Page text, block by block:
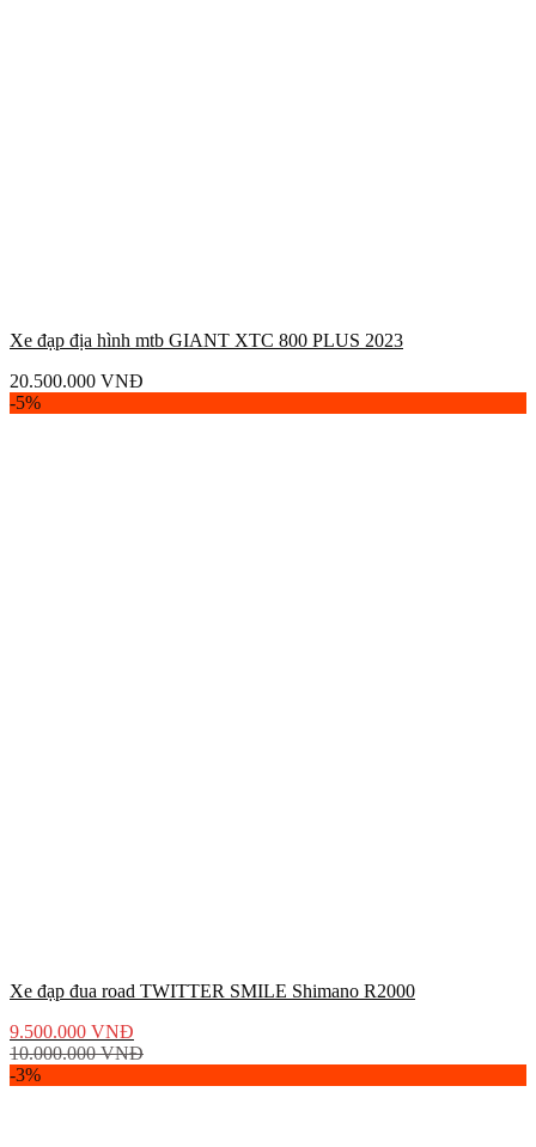
Xe đạp địa hình mtb GIANT XTC 800 PLUS 2023
20.500.000 VNĐ
-5%
Xe đạp đua road TWITTER SMILE Shimano R2000
9.500.000 VNĐ
10.000.000VNĐ
-3%